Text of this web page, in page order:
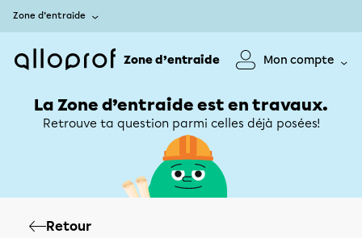
Zone d’entraide
Zone d’entraide Mon compte
La Zone d’entraide est en travaux.
Retrouve ta question parmi celles déjà posées!
Retour